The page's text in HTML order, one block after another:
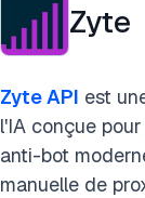
Zyte
Zyte API est
l'IA conçue
anti-bot
manuelle de